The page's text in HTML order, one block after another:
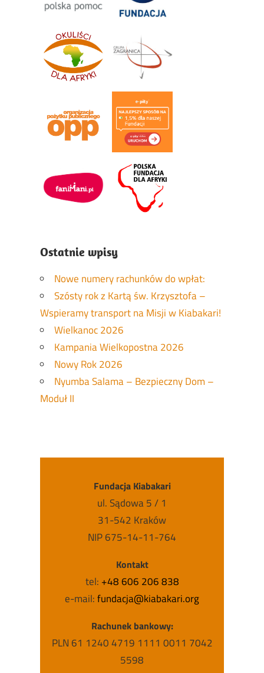
Ostatnie wpisy
Nowe numery rachunków do wpłat:
Szósty rok z Kartą św. Krzysztofa –
Wspieramy transport na Misji w Kiabakari!
Wielkanoc 2026
Kampania Wielkopostna 2026
Nowy Rok 2026
Nyumba Salama – Bezpieczny Dom –
Moduł II
Fundacja Kiabakari
ul. Sądowa 5 / 1
31-542 Kraków
NIP 675-14-11-764
Kontakt
tel: +48 606 206 838
e-mail:fundacja@kiabakari.org
Rachunek bankowy:
PLN 61 1240 4719 1111 0011 7042
5598